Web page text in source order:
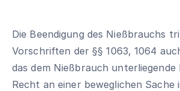
Die Beendigung des Nießbrauchs
Vorschriften der §§ 1063, 1064
das dem Nießbrauch
Recht an einer beweglichen Sache